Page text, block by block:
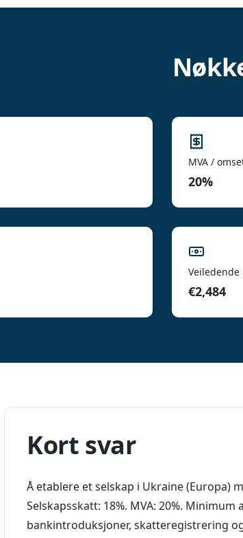
MVA /
20%
Veiledende
€2,484
Kort svar
Å etablere et selskap i Ukraine (Europa)
Selskapsskatt: 18%. MVA: 20%.
bankintroduksjoner, skatteregistrering